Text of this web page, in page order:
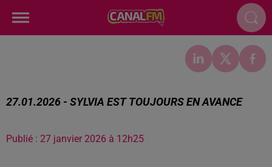
27.01.2026 - SYLVIA EST TOUJOURS EN AVANCE
Publié : 27 janvier 2026 à 12h25